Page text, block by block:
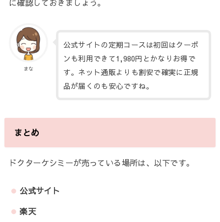
に確認しておきましょう。
まな
公式サイトの定期コースは初回はクーポ
ンも利用できて1,980円とかなりお得で
す。ネット通販よりも割安で確実に正規
品が届くのも安心ですね。
まとめ
ドクターケシミーが売っている場所は、以下です。
公式サイト
楽天